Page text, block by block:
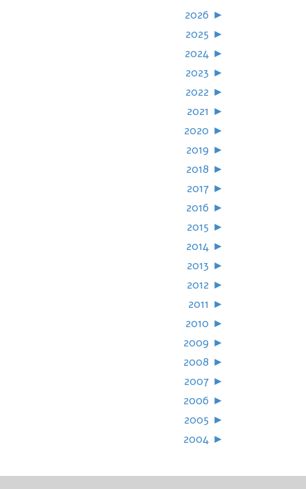
►
►
►
2024
►
►
►
►
►
►
►
2017
►
►
►
2014
►
►
►
►
►
►
►
2007
►
►
►
2004